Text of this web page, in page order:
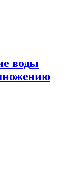
воды